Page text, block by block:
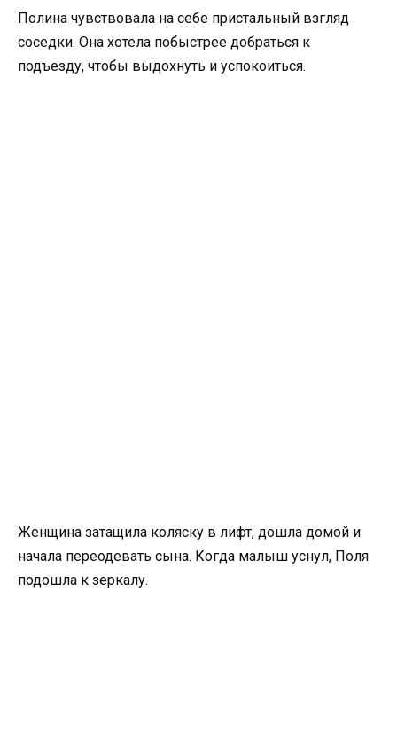
Полина чувствовала на себе пристальный взгляд
соседки. Она хотела побыстрее добраться к
подъезду, чтобы выдохнуть и успокоиться.
Женщина затащила коляску в лифт, дошла домой и
начала переодевать сына. Когда малыш уснул, Поля
подошла к зеркалу.